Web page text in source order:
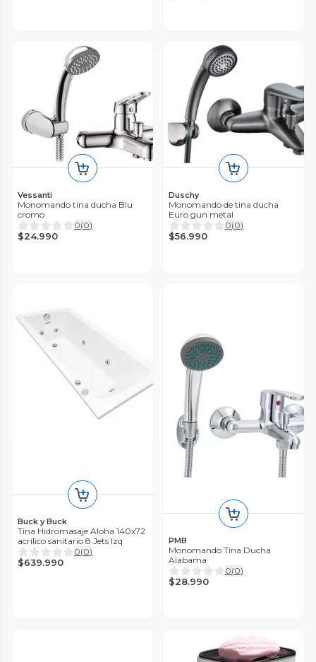
Vessanti
Monomando tina ducha Blu
cromo
0(0)
$24.990
Duschy
Monomando de tina ducha
Euro gun metal
0(0)
$56.990
Buck y Buck
Tina Hidromasaje Aloha 140x72
acrílico sanitario 8 Jets Izq
0(0)
$639.990
PMB
Monomando Tina Ducha
Alabama
0(0)
$28.990